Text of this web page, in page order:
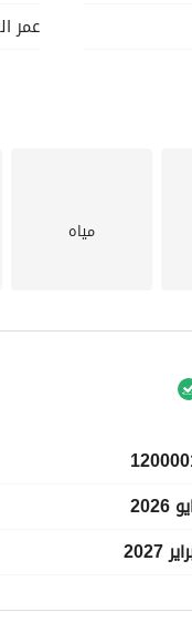
الاستثمار الذكي، تبرز
زيارة، يرجى الاتصال بنا
عمر
مياه